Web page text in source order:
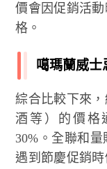
價會因促銷活
格。
噶瑪蘭威士
綜合比較下來
酒等）的價格
30%。全聯和
遇到節慶促銷